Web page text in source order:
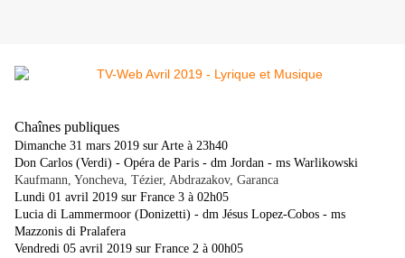
Chaînes publiques
Dimanche 31 mars 2019 sur Arte à 23h40
Don Carlos (Verdi) - Opéra de Paris - dm Jordan - ms Warlikowski
Kaufmann, Yoncheva, Tézier, Abdrazakov, Garanca
Lundi 01 avril 2019 sur France 3 à 02h05
Lucia di Lammermoor (Donizetti) - dm Jésus Lopez-Cobos - ms
Mazzonis di Pralafera
Vendredi 05 avril 2019 sur France 2 à 00h05